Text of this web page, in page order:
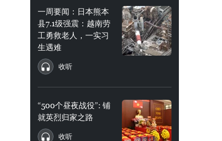
一周要闻：日本熊本
县7.1级强震：越南劳
工勇救老人，一实习
生遇难
收听
“500个昼夜战役”: 铺
就英烈归家之路
收听